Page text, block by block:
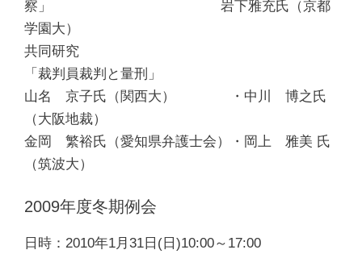
察」 岩下雅充氏（京都
学園大）
共同研究
「裁判員裁判と量刑」
山名 京子氏（関西大） ・中川 博之氏
（大阪地裁）
金岡 繁裕氏（愛知県弁護士会）・岡上 雅美 氏
（筑波大）
2009年度冬期例会
日時：2010年1月31日(日)10:00～17:00